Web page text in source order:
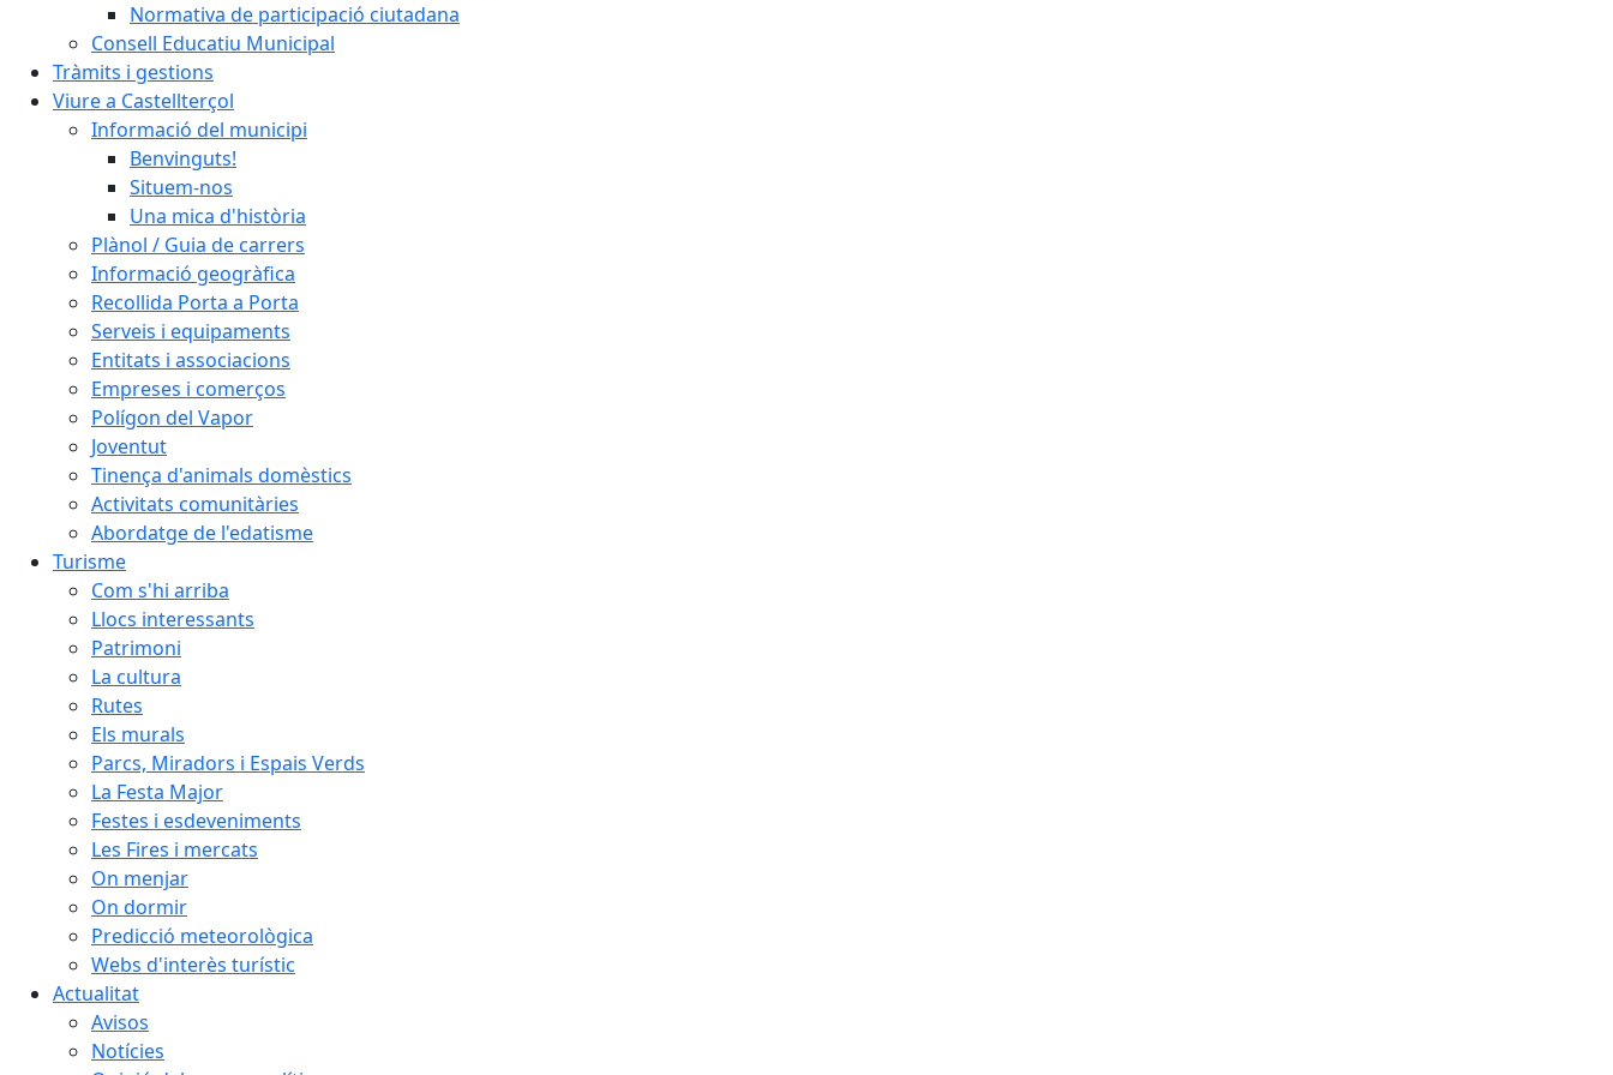
Normativa de participació ciutadana
Consell Educatiu Municipal
Tràmits i gestions
Viure a Castellterçol
Informació del municipi
Benvinguts!
Situem-nos
Una mica d'història
Plànol / Guia de carrers
Informació geogràfica
Recollida Porta a Porta
Serveis i equipaments
Entitats i associacions
Empreses i comerços
Polígon del Vapor
Joventut
Tinença d'animals domèstics
Activitats comunitàries
Abordatge de l'edatisme
Turisme
Com s'hi arriba
Llocs interessants
Patrimoni
La cultura
Rutes
Els murals
Parcs, Miradors i Espais Verds
La Festa Major
Festes i esdeveniments
Les Fires i mercats
On menjar
On dormir
Predicció meteorològica
Webs d'interès turístic
Actualitat
Avisos
Notícies